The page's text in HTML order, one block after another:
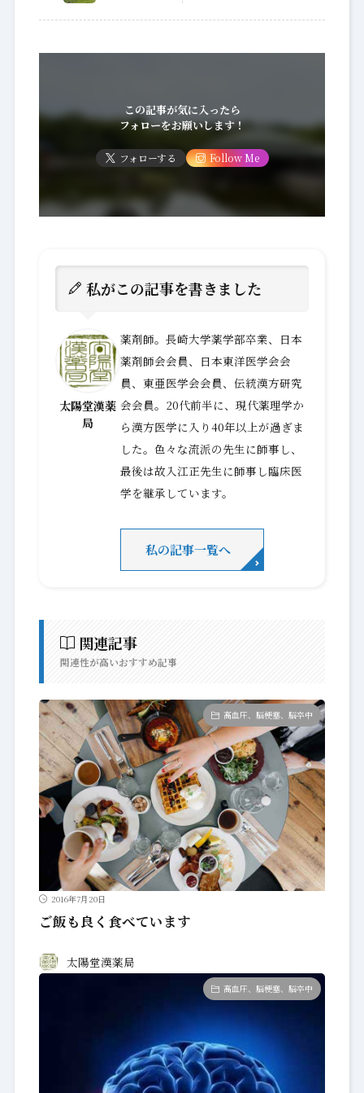
この記事が気に入ったら
フォローをお願いします！
フォローする Follow Me
私がこの記事を書きました
太陽堂漢薬
局
薬剤師。長崎大学薬学部卒業、日本
薬剤師会会員、日本東洋医学会会
員、東亜医学会会員、伝統漢方研究
会会員。20代前半に、現代薬理学か
ら漢方医学に入り40年以上が過ぎま
した。色々な流派の先生に師事し、
最後は故入江正先生に師事し臨床医
学を継承しています。
私の記事一覧へ
関連記事
関連性が高いおすすめ記事
高血圧、脳梗塞、脳卒中
2016年7月20日
ご飯も良く食べています
太陽堂漢薬局
高血圧、脳梗塞、脳卒中